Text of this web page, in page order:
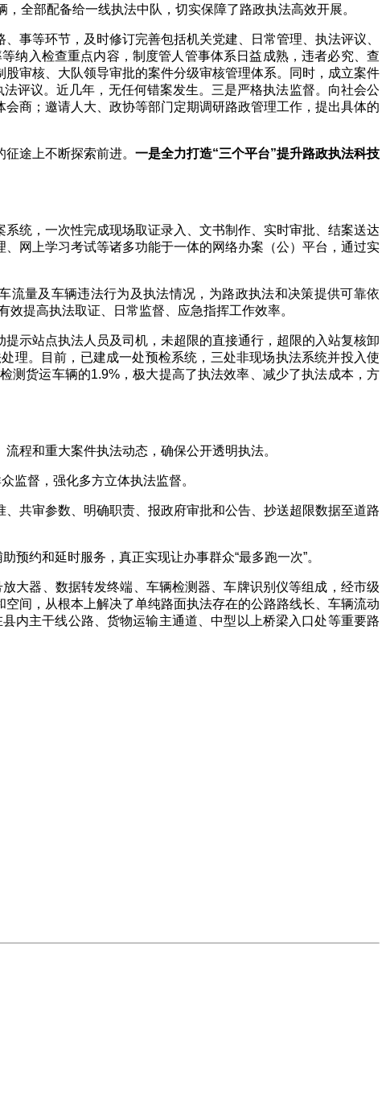
，全部配备给一线执法中队，切实保障了路政执法高效开展。
事等环节，及时修订完善包括机关党建、日常管理、执法评议、
纳入检查重点内容，制度管人管事体系日益成熟，违者必究、查
审核、大队领导审批的案件分级审核管理体系。同时，成立案件
评议。近几年，无任何错案发生。三是严格执法监督。向社会公
商；邀请人大、政协等部门定期调研路政管理工作，提出具体的
途上不断探索前进。 一是全力打造“三个平台”提升路政执法科技
统，一次性完成现场取证录入、文书制作、实时审批、结案送达
网上学习考试等诸多功能于一体的网络办案（公）平台，通过实
流量及车辆违法行为及执法情况，为路政执法和决策提供可靠依
提高执法取证、日常监督、应急指挥工作效率。
示站点执法人员及司机，未超限的直接通行，超限的入站复核卸
理。目前，已建成一处预检系统，三处非现场执法系统并投入使
测货运车辆的1.9%，极大提高了执法效率、减少了执法成本，方
程和重大案件执法动态，确保公开透明执法。
监督，强化多方立体执法监督。
共审参数、明确职责、报政府审批和公告、抄送超限数据至道路
预约和延时服务，真正实现让办事群众“最多跑一次”。
大器、数据转发终端、车辆检测器、车牌识别仪等组成，经市级
间，从根本上解决了单纯路面执法存在的公路路线长、车辆流动
内主干线公路、货物运输主通道、中型以上桥梁入口处等重要路